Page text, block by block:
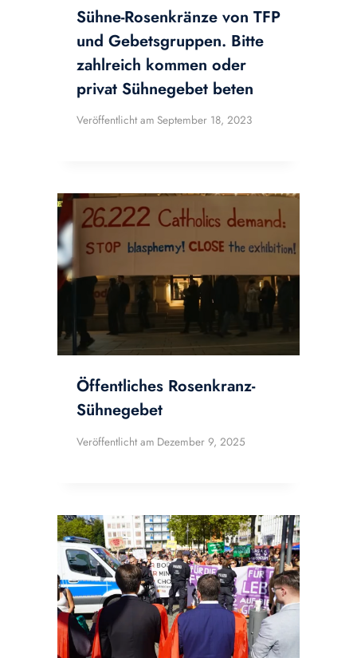
Sühne-Rosenkränze von TFP
und Gebetsgruppen. Bitte
zahlreich kommen oder
privat Sühnegebet beten
Veröffentlicht am September 18, 2023
Öffentliches Rosenkranz-
Sühnegebet
Veröffentlicht am Dezember 9, 2025